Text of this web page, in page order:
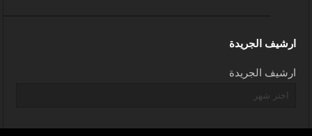
ارشيف الجريدة
ارشيف الجريدة